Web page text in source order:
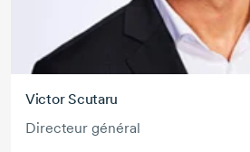
Victor Scutaru
Directeur général